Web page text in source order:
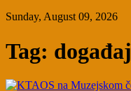
Sunday, August 09, 2026
Tag: događaj